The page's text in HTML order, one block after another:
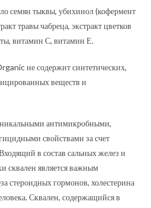
семян тыквы, убихинол (кофермент
травы чабреца, экстракт цветков
витамин С, витамин Е.
не содержит синтетических,
веществ и
антимикробными,
свойствами за счет
в состав сальных желез и
сквален является важным
стероидных гормонов, холестерина
Сквален, содержащийся в